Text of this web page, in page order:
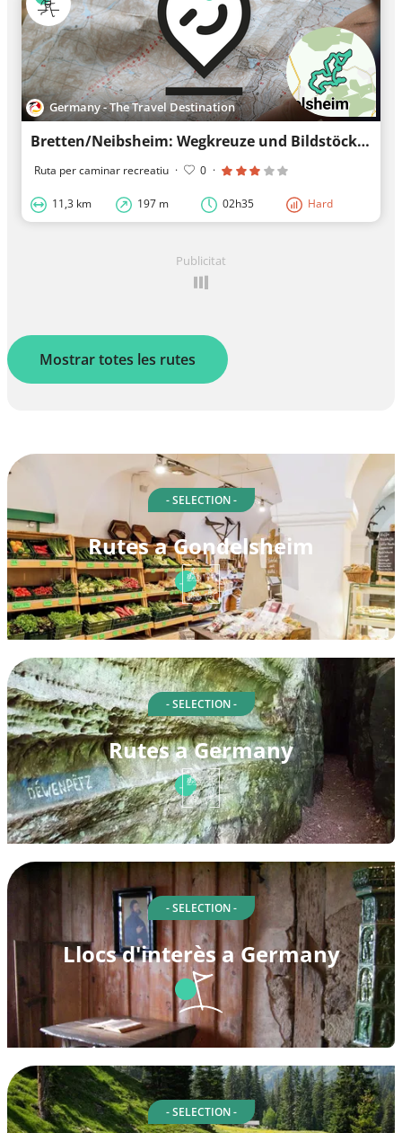
Germany - The Travel Destination
Bretten/Neibsheim: Wegkreuze und Bildstöcke
Ruta per caminar recreatiu · 0 ·
11,3 km 197 m 02h35 Hard
Publicitat
Mostrar totes les rutes
- SELECTION -
Rutes a Gondelsheim
- SELECTION -
Rutes a Germany
- SELECTION -
Llocs d'interès a Germany
- SELECTION -